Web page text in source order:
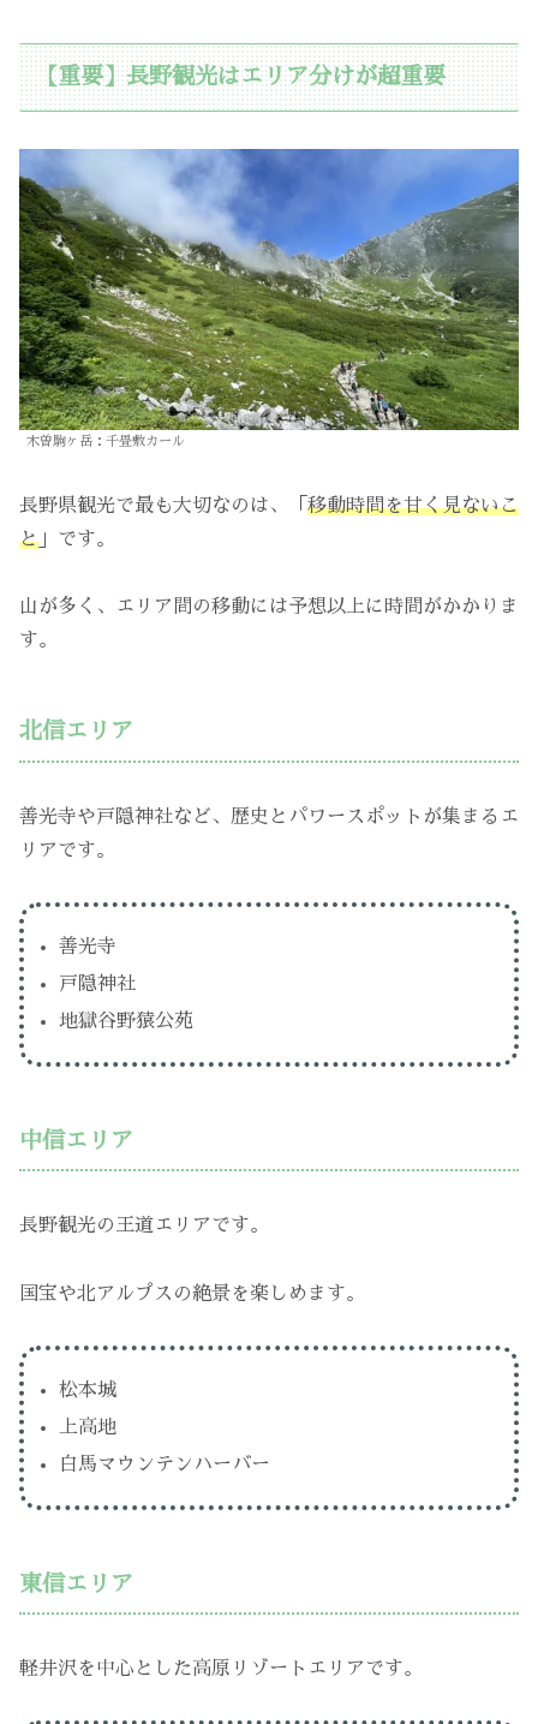
【重要】長野観光はエリア分けが超重要
木曽駒ヶ岳：千畳敷カール
長野県観光で最も大切なのは、「 移動時間を甘く見ないこ
と 」です。
山が多く、エリア間の移動には予想以上に時間がかかりま
す。
北信エリア
善光寺や戸隠神社など、歴史とパワースポットが集まるエ
リアです。
善光寺
戸隠神社
地獄谷野猿公苑
中信エリア
長野観光の王道エリアです。
国宝や北アルプスの絶景を楽しめます。
松本城
上高地
白馬マウンテンハーバー
東信エリア
軽井沢を中心とした高原リゾートエリアです。